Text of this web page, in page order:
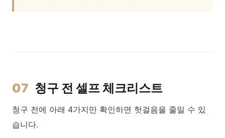
07 청구 전 셀프 체크리스트
청구 전에 아래 4가지만 확인하면 헛걸음을 줄일 수 있
습니다.